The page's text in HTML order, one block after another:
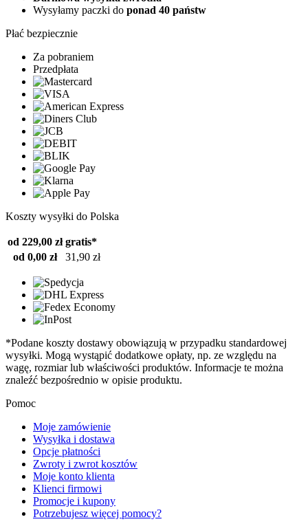
Wysyłamy paczki do ponad 40 państw
Płać bezpiecznie
Za pobraniem
Przedpłata
Koszty wysyłki do Polska
od 229,00 zł gratis*
od 0,00 zł
31,90 zł
*Podane koszty dostawy obowiązują w przypadku standardowej
wysyłki. Mogą wystąpić dodatkowe opłaty, np. ze względu na
wagę, rozmiar lub właściwości produktów. Informacje te można
znaleźć bezpośrednio w opisie produktu.
Pomoc
Moje zamówienie
Wysyłka i dostawa
Opcje płatności
Zwroty i zwrot kosztów
Moje konto klienta
Klienci firmowi
Promocje i kupony
Potrzebujesz więcej pomocy?